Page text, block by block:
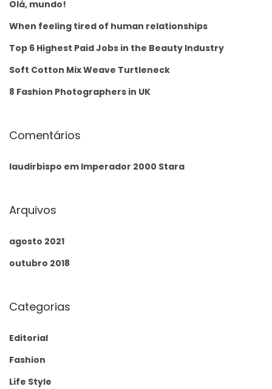
Olá, mundo!
When feeling tired of human relationships
Top 6 Highest Paid Jobs in the Beauty Industry
Soft Cotton Mix Weave Turtleneck
8 Fashion Photographers in UK
Comentários
laudirbispo em Imperador 2000 Stara
Arquivos
agosto 2021
outubro 2018
Categorias
Editorial
Fashion
Life Style